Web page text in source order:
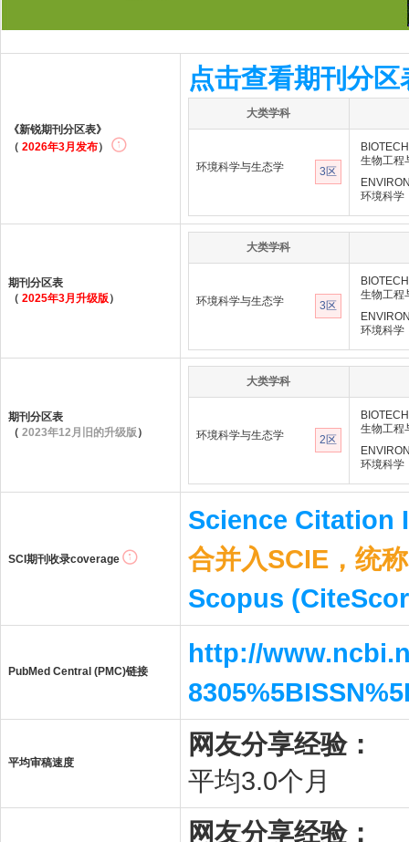
《新锐期刊分区表》
（ 2026年3月发布）
点击查看期刊分区
大类学科
环境科学与生态学 3区
生物工程
环境科学
期刊分区表
（ 2025年3月升级版）
大类学科
环境科学与生态学 3区
生物工程
环境科学
期刊分区表
（ 2023年12月旧的升级版 ）
大类学科
环境科学与生态学 2区
生物工程
环境科学
SCI期刊收录coverage
Science Citation
合并入SCIE，统
Scopus
PubMed Central (PMC)链接
http://
平均审稿速度
网友分享经验：
平均3.0个月
网友分享经验：